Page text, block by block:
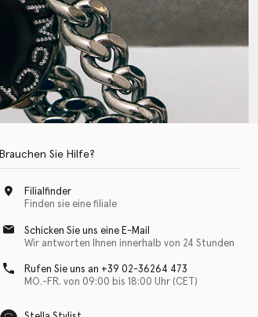
Brauchen Sie Hilfe?
Filialfinder
Finden sie eine filiale
Schicken Sie uns eine E-Mail
Wir antworten Ihnen innerhalb von 24 Stunden
Rufen Sie uns an +39 02-36264 473
MO.-FR. von 09:00 bis 18:00 Uhr (CET)